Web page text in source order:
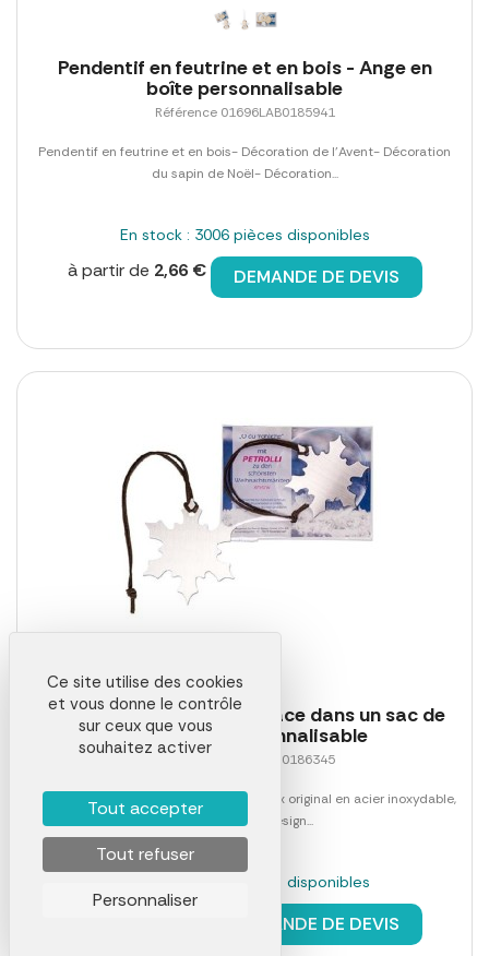
Pendentif en feutrine et en bois - Ange en
boîte personnalisable
Référence 01696LAB0185941
Pendentif en feutrine et en bois- Décoration de l'Avent- Décoration
du sapin de Noël- Décoration...
En stock : 3006 pièces disponibles
à partir de 2,66 € DEMANDE DE DEVIS
Casse-noix - cristal de glace dans un sac de
violoncelle personnalisable
Référence 01696LAB0186345
Joignez l'utile à l'agréable! Ce casse-noix original en acier inoxydable,
séduit par son design...
En stock : 2313 pièces disponibles
DEMANDE DE DEVIS
Ce site utilise des cookies
et vous donne le contrôle
sur ceux que vous
souhaitez activer
Tout accepter
Tout refuser
Personnaliser